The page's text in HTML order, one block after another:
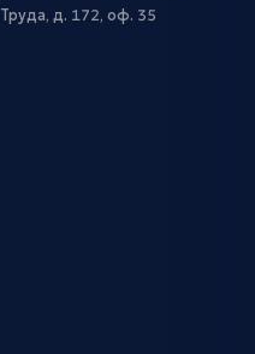
Труда, д. 172, оф. 35